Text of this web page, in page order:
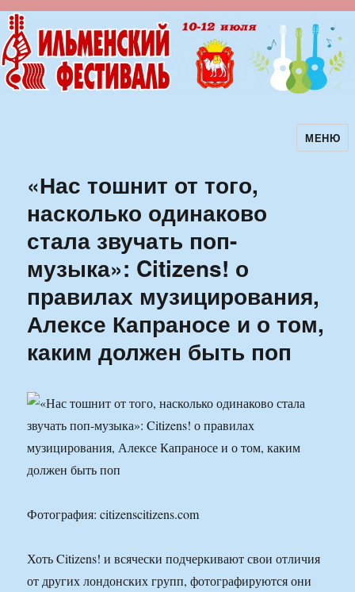
Ильменский фестиваль авторскойМЕНЮ
«Нас тошнит от того,
насколько одинаково
стала звучать поп-
музыка»: Citizens! о
правилах музицирования,
Алексе Капраносе и о том,
каким должен быть поп
Фотография: citizenscitizens.com
Хоть Citizens! и всячески подчеркивают свои отличия
от других лондонских групп, фотографируются они